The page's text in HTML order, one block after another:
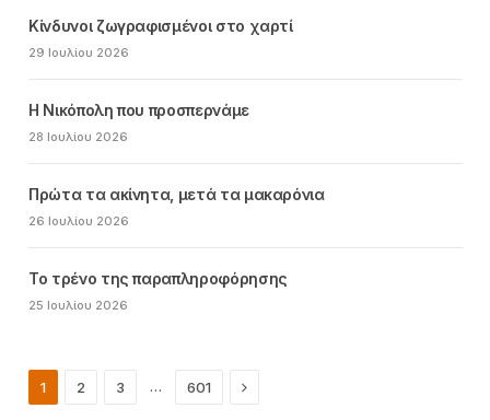
Κίνδυνοι ζωγραφισμένοι στο χαρτί
29 Ιουλίου 2026
Η Νικόπολη που προσπερνάμε
28 Ιουλίου 2026
Πρώτα τα ακίνητα, μετά τα μακαρόνια
26 Ιουλίου 2026
Το τρένο της παραπληροφόρησης
25 Ιουλίου 2026
1 2 3 … 601 Next